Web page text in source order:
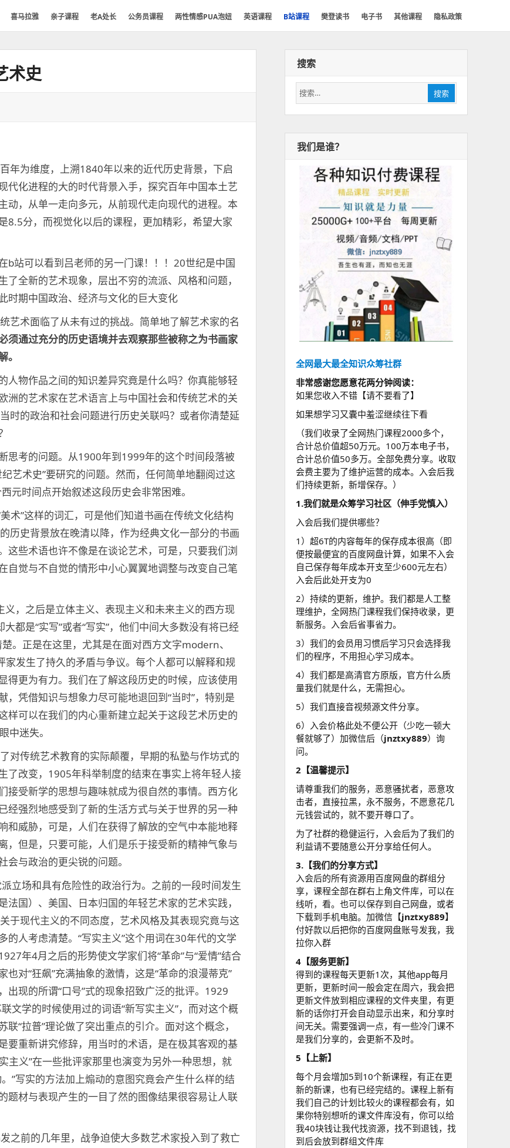
喜马拉雅 亲子课程 老A处长 公务员课程 两性情感PUA泡妞 英语课程 B站课程 樊登读书 电子书 其他课程 隐私政策
术史
年为维度，上溯1840年以来的近代历史背景，下启
代化进程的大的时代背景入手，探究百年中国本土艺
动，从单一走向多元，从前现代走向现代的进程。本
8.5分，而视觉化以后的课程，更加精彩，希望大家
b站可以看到吕老师的另一门课！！！20世纪是中国
全新的艺术现象，层出不穷的流派、风格和问题，
时期中国政治、经济与文化的巨大变化
艺术面临了从未有过的挑战。简单地了解艺术家的名
须通过充分的历史语境并去观察那些被称之为书画家
。
人物作品之间的知识差异究竟是什么吗？你真能够轻
洲的艺术家在艺术语言上与中国社会和传统艺术的关
时的政治和社会问题进行历史关联吗？或者你清楚延
思考的问题。从1900年到1999年的这个时间段落被
艺术史”要研究的问题。然而，任何简单地翻阅过这
元时间点开始叙述这段历史会非常困难。
术”这样的词汇，可是他们知道书画在传统文化结构
历史背景放在晚清以降，作为经典文化一部分的书画
些术语也许不像是在谈论艺术，可是，只要我们浏
自觉与不自觉的情形中小心翼翼地调整与改变自己笔
，之后是立体主义、表现主义和未来主义的西方现
都是“实写”或者“写实”，他们中间大多数没有将已经
。正是在这里，尤其是在面对西方文字modern、
发生了持久的矛盾与争议。每个人都可以解释和规
得更为有力。我们在了解这段历史的时候，应该使用
凭借知识与想象力尽可能地退回到“当时”，特别是
样可以在我们的内心重新建立起关于这段艺术历史的
中迷失。
对传统艺术教育的实际颠覆，早期的私塾与作坊式的
了改变，1905年科举制度的结束在事实上将年轻人接
接受新学的思想与趣味就成为很自然的事情。西方化
经强烈地感受到了新的生活方式与关于世界的另一种
和威胁，可是，人们在获得了解放的空气中本能地释
但是，只要可能，人们是乐于接受新的精神气象与
与政治的更尖锐的问题。
立场和具有危险性的政治行为。之前的一段时间发生
国）、美国、日本归国的年轻艺术家的艺术实践，
于现代主义的不同态度，艺术风格及其表现究竟与这
人考虑清楚。“写实主义”这个用词在30年代的文学
年4月之后的形势使文学家们将“革命”与“爱情”结合
对“狂飙”充满抽象的激情，这是“革命的浪漫蒂克”
现的所谓“口号”式的现象招致广泛的批评。1929
文学的时候使用过的词语“新写实主义”，而对这个概
“拉普”理论做了突出重点的引介。面对这个概念，
要重新讲究修辞，用当时的术语，是在极其客观的基
主义”在一些批评家那里也演变为另外一种思想，就
”写实的方法加上煽动的意图究竟会产生什么样的结
题材与表现产生的一目了然的图像结果很容易让人联
之前的几年里，战争迫使大多数艺术家投入到了救亡
搜索
搜
索：
搜索
我们是谁？
全网最大最全知识众筹社群
非常感谢您愿意花两分钟阅读：
如果您收入不错【请不要看了】
如果想学习又囊中羞涩继续往下看
（我们收录了全网热门课程2000多个，
合计总价值超50万元。100万本电子书，
合计总价值50多万。全部免费分享。收取
会费主要为了维护运营的成本。入会后我
们持续更新，新增保存。）
1.我们就是众筹学习社区（伸手党慎入）
入会后我们提供哪些？
1）超6T的内容每年的保存成本很高（即
便按最便宜的百度网盘计算，如果不入会
自己保存每年成本开支至少600元左右）
入会后此处开支为0
2）持续的更新，维护。我们都是人工整
理维护，全网热门课程我们保持收录，更
新服务。入会后省事省力。
3）我们的会员用习惯后学习只会选择我
们的程序，不用担心学习成本。
4）我们都是高清官方原版，官方什么质
量我们就是什么，无需担心。
5）我们直接音视频源文件分享。
6）入会价格此处不便公开（少吃一顿大
餐就够了）加微信后（jnztxy889）询
问。
2【温馨提示】
请尊重我们的服务，恶意骚扰者，恶意攻
击者，直接拉黑，永不服务，不愿意花几
元钱尝试的，就不要开尊口了。
为了社群的稳健运行，入会后为了我们的
利益请不要随意公开分享给任何人。
3.【我们的分享方式】
入会后的所有资源用百度网盘的群组分
享，课程全部在群右上角文件库，可以在
线听，看。也可以保存到自己网盘，或者
下载到手机电脑。加微信【jnztxy889】
付好款以后把你的百度网盘账号发我，我
拉你入群
4【服务更新】
得到的课程每天更新1次，其他app每月
更新，更新时间一般会定在周六，我会把
更新文件放到相应课程的文件夹里，有更
新的话你打开会自动显示出来，和分享时
间无关。需要强调一点，有一些冷门课不
是我们分享的，会更新不及时。
5【上新】
每个月会增加5到10个新课程，有正在更
新的新课，也有已经完结的。课程上新有
我们自己的计划比较火的课程都会有，如
果你特别想听的课文件库没有，你可以给
我40块钱让我代找资源，找不到退钱，找
到后会放到群组文件库